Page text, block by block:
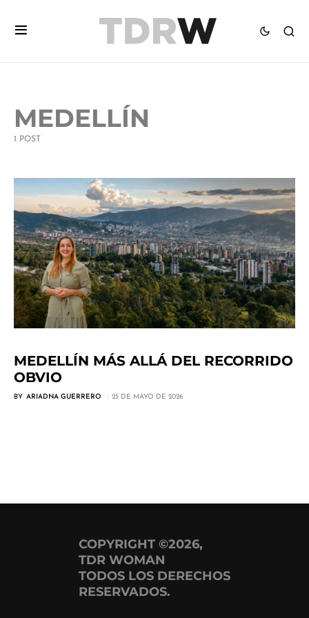
MEDELLÍN
1 POST
MEDELLÍN MÁS ALLÁ DEL RECORRIDO
OBVIO
BY ARIADNA GUERRERO 25 DE MAYO DE 2026
COPYRIGHT ©2026,
TDR WOMAN
TODOS LOS DERECHOS
RESERVADOS.